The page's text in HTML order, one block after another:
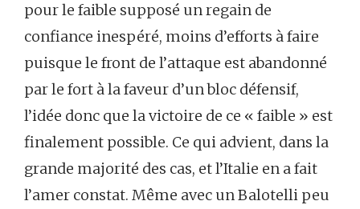
pour le faible supposé un regain de
confiance inespéré, moins d’efforts à faire
puisque le front de l’attaque est abandonné
par le fort à la faveur d’un bloc défensif,
l’idée donc que la victoire de ce « faible » est
finalement possible. Ce qui advient, dans la
grande majorité des cas, et l’Italie en a fait
l’amer constat. Même avec un Balotelli peu